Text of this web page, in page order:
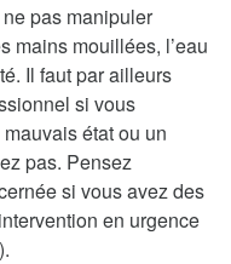
pas manipuler
mains mouillées, l’eau
Il faut par ailleurs
si vous
état ou un
pas. Pensez
si vous avez des
en urgence